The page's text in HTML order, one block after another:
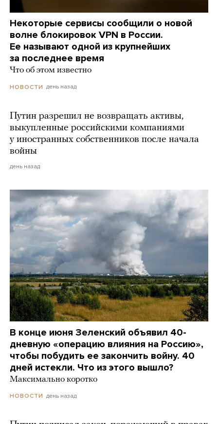
Некоторые сервисы сообщили о новой
волне блокировок VPN в России.
Ее называют одной из крупнейших
за последнее время
Что об этом известно
НОВОСТИ день назад
Путин разрешил не возвращать активы,
выкупленные российскими компаниями
у иностранных собственников после начала
войны
день назад
В конце июня Зеленский объявил 40-
дневную «операцию влияния на Россию»,
чтобы побудить ее закончить войну. 40
дней истекли. Что из этого вышло?
Максимально коротко
НОВОСТИ день назад